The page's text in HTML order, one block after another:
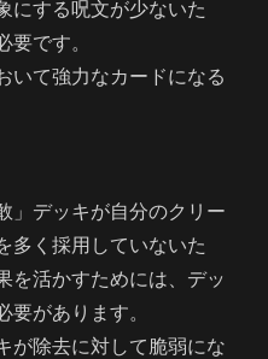
にする呪文が少ないた
要です。
いて強力なカードになる
」デッキが自分のクリー
多く採用していないた
を活かすためには、デッ
要があります。
が除去に対して脆弱にな